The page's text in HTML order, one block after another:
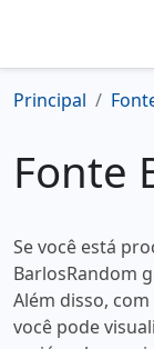
Principal
Fonte
Se você está
BarlosRandom
Além disso,
você pode